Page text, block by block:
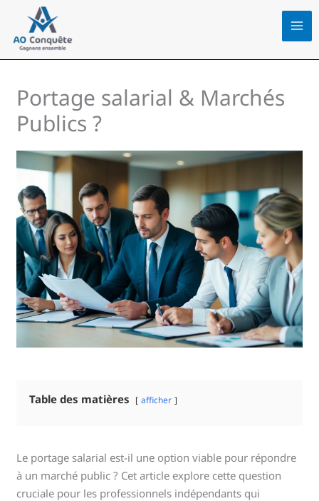
contenu
Portage salarial & Marchés
Publics ?
Table des matières afficher
Le portage salarial est-il une option viable pour répondre
à un marché public ? Cet article explore cette question
cruciale pour les professionnels indépendants qui